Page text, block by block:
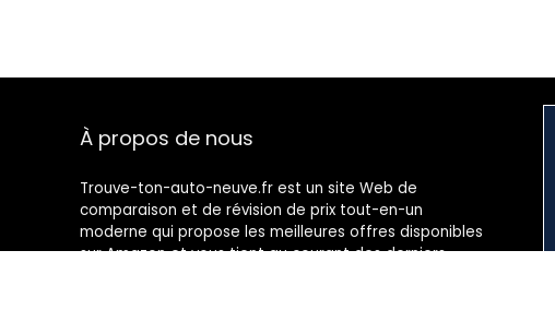
À propos de nous
Trouve-ton-auto-neuve.fr est un site Web de
comparaison et de révision de prix tout-en-un
moderne qui propose les meilleures offres disponibles
sur Amazon et vous tient au courant des derniers